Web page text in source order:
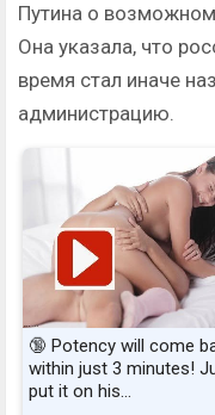
Путина о
Она указала, что
время стал иначе
администрацию.
🔞 Potency will come
within just 3 minutes!
put it on his…